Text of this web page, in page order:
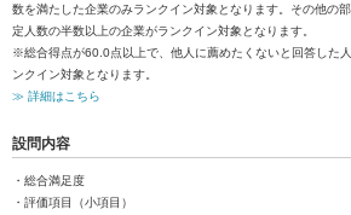
数を満たした企業のみランクイン対象となります。その他の
定人数の半数以上の企業がランクイン対象となります。
※総合得点が60.0点以上で、他人に薦めたくないと回答した
ンクイン対象となります。
≫ 詳細はこちら
設問内容
・総合満足度
・評価項目（小項目）